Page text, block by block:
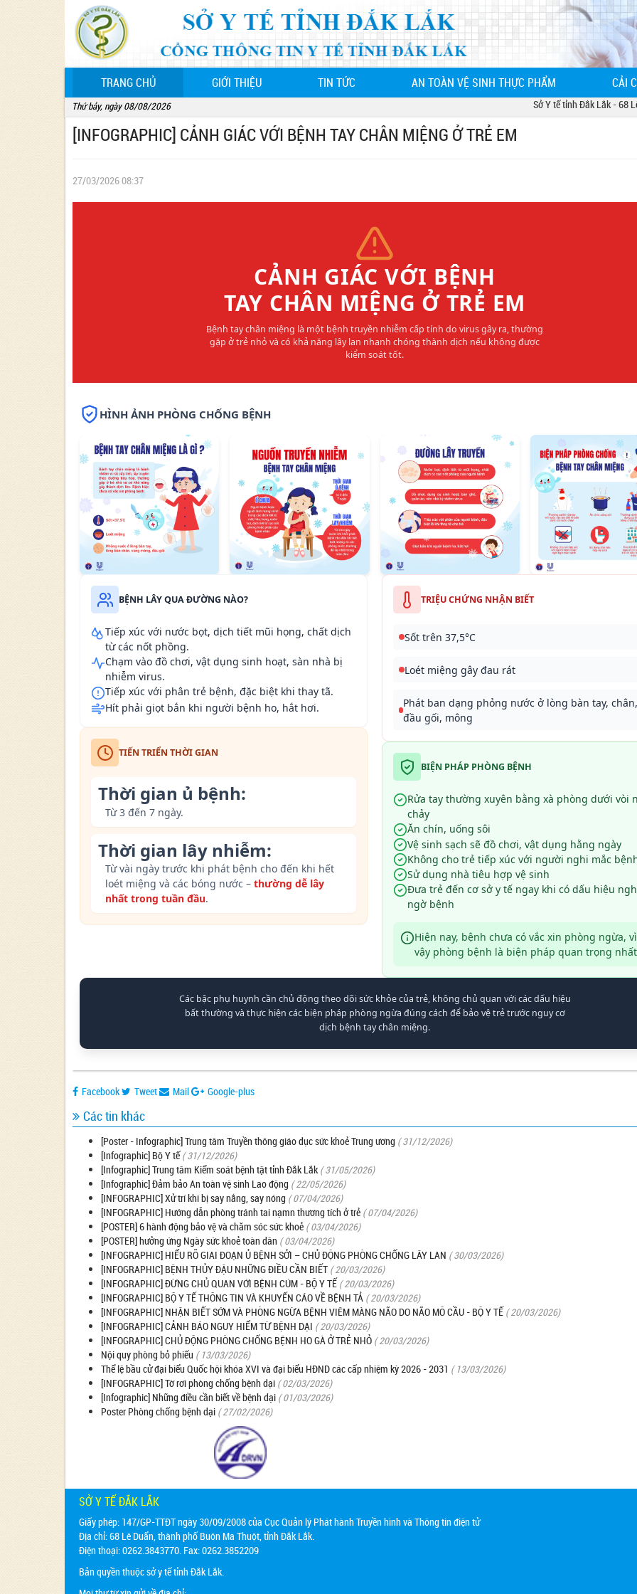
TRANG CHỦ(CURRENT) GIỚI THIỆU TIN TỨC AN TOÀN VỆ SINH THỰC PHẨM CẢI
Thứ bảy, ngày 08/08/2026 Sở Y tế tỉnh Đắk Lắk - 68 Lê
[INFOGRAPHIC] CẢNH GIÁC VỚI BỆNH TAY CHÂN MIỆNG Ở TRẺ EM
27/03/2026 08:37
CẢNH GIÁC VỚI BỆNH
TAY CHÂN MIỆNG Ở TRẺ EM
Bệnh tay chân miệng là một bệnh truyền nhiễm cấp tính do virus gây ra, thường
gặp ở trẻ nhỏ và có khả năng lây lan nhanh chóng thành dịch nếu không được
kiểm soát tốt.
HÌNH ẢNH PHÒNG CHỐNG BỆNH
BỆNH LÂY QUA ĐƯỜNG NÀO?
Tiếp xúc với nước bọt, dịch tiết mũi họng, chất dịch
từ các nốt phồng.
Chạm vào đồ chơi, vật dụng sinh hoạt, sàn nhà bị
nhiễm virus.
Tiếp xúc với phân trẻ bệnh, đặc biệt khi thay tã.
Hít phải giọt bắn khi người bệnh ho, hắt hơi.
TIẾN TRIỂN THỜI GIAN
Thời gian ủ bệnh:
Từ 3 đến 7 ngày.
Thời gian lây nhiễm:
Từ vài ngày trước khi phát bệnh cho đến khi hết
loét miệng và các bóng nước – thường dễ lây
nhất trong tuần đầu.
TRIỆU CHỨNG NHẬN BIẾT
Sốt trên 37,5°C
Loét miệng gây đau rát
Phát ban dạng phỏng nước ở lòng bàn tay, chân,
đầu gối, mông
BIỆN PHÁP PHÒNG BỆNH
Rửa tay thường xuyên bằng xà phòng dưới vòi
chảy
Ăn chín, uống sôi
Vệ sinh sạch sẽ đồ chơi, vật dụng hằng ngày
Không cho trẻ tiếp xúc với người nghi mắc
Sử dụng nhà tiêu hợp vệ sinh
Đưa trẻ đến cơ sở y tế ngay khi có dấu hiệu
ngờ bệnh
Hiện nay, bệnh chưa có vắc xin phòng ngừa, vì
vậy phòng bệnh là biện pháp quan trọng
Các bậc phụ huynh cần chủ động theo dõi sức khỏe của trẻ, không chủ quan với các dấu hiệu
bất thường và thực hiện các biện pháp phòng ngừa đúng cách để bảo vệ trẻ trước nguy cơ
dịch bệnh tay chân miệng.
Facebook Tweet Mail Google-plus
Các tin khác
[Poster - Infographic] Trung tâm Truyền thông giáo dục sức khoẻ Trung ương ( 31/12/2026)
[Infographic] Bộ Y tế ( 31/12/2026)
[Infographic] Trung tâm Kiểm soát bệnh tật tỉnh Đắk Lắk ( 31/05/2026)
[Infographic] Đảm bảo An toàn vệ sinh Lao động ( 22/05/2026)
[INFOGRAPHIC] Xử trí khi bị say nắng, say nóng ( 07/04/2026)
[INFOGRAPHIC] Hướng dẫn phòng tránh tai nạmn thương tích ở trẻ ( 07/04/2026)
[POSTER] 6 hành động bảo vệ và chăm sóc sức khoẻ ( 03/04/2026)
[POSTER] hưởng ứng Ngày sức khoẻ toàn dân ( 03/04/2026)
[INFOGRAPHIC] HIỂU RÕ GIAI ĐOẠN Ủ BỆNH SỞI – CHỦ ĐỘNG PHÒNG CHỐNG LÂY LAN ( 30/03/2026)
[INFOGRAPHIC] BỆNH THỦY ĐẬU NHỮNG ĐIỀU CẦN BIẾT ( 20/03/2026)
[INFOGRAPHIC] ĐỪNG CHỦ QUAN VỚI BỆNH CÚM - BỘ Y TẾ ( 20/03/2026)
[INFOGRAPHIC] BỘ Y TẾ THÔNG TIN VÀ KHUYẾN CÁO VỀ BỆNH TẢ ( 20/03/2026)
[INFOGRAPHIC] NHẬN BIẾT SỚM VÀ PHÒNG NGỪA BỆNH VIÊM MÀNG NÃO DO NÃO MÔ CẦU - BỘ Y TẾ ( 20/03/2026)
[INFOGRAPHIC] CẢNH BÁO NGUY HIỂM TỪ BỆNH DẠI ( 20/03/2026)
[INFOGRAPHIC] CHỦ ĐỘNG PHÒNG CHỐNG BỆNH HO GÀ Ở TRẺ NHỎ ( 20/03/2026)
Nội quy phòng bỏ phiếu ( 13/03/2026)
Thể lệ bầu cử đại biểu Quốc hội khóa XVI và đại biểu HĐND các cấp nhiệm kỳ 2026 - 2031 ( 13/03/2026)
[INFOGRAPHIC] Tờ rơi phòng chống bệnh dại ( 02/03/2026)
[Infographic] Những điều cần biết về bệnh dại ( 01/03/2026)
Poster Phòng chống bệnh dại ( 27/02/2026)
SỞ Y TẾ ĐẮK LẮK
Giấy phép: 147/GP-TTĐT ngày 30/09/2008 của Cục Quản lý Phát hành Truyền hình và Thông tin điện tử
Địa chỉ:68 Lê Duẩn, thành phố Buôn Ma Thuột, tỉnh Đắk Lắk.
Điện thoại: 0262.3843770. Fax: 0262.3852209
Bản quyền thuộc sở y tế tỉnh Đắk Lắk.